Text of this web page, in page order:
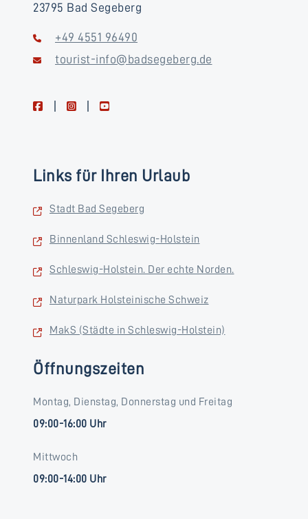
23795 Bad Segeberg
+49 4551 96490
tourist-info@badsegeberg.de
facebookinstagramyoutube
Links für Ihren Urlaub
Stadt Bad Segeberg
Binnenland Schleswig-Holstein
Schleswig-Holstein. Der echte Norden.
Naturpark Holsteinische Schweiz
MakS (Städte in Schleswig-Holstein)
Öffnungszeiten
Montag, Dienstag, Donnerstag und Freitag
09:00-16:00 Uhr
Mittwoch
09:00-14:00 Uhr